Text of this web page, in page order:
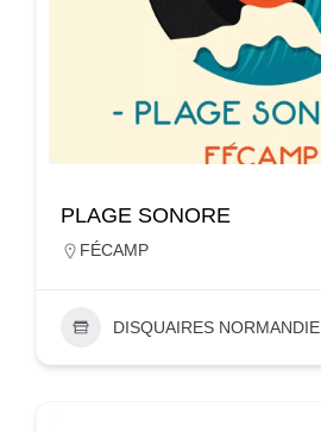
PLAGE SONORE
FÉCAMP
DISQUAIRES NORMANDIE